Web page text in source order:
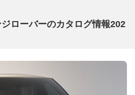
ローバーのカタログ情報202